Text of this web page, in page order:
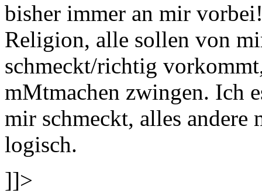
bisher immer an mir
Religion, alle sollen von
schmeckt/richtig
mMtmachen zwingen. Ich
mir schmeckt, alles
logisch.
]]>